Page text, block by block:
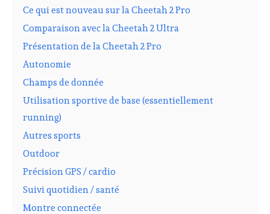
Ce qui est nouveau sur la Cheetah 2 Pro
Comparaison avec la Cheetah 2 Ultra
Présentation de la Cheetah 2 Pro
Autonomie
Champs de donnée
Utilisation sportive de base (essentiellement
running)
Autres sports
Outdoor
Précision GPS / cardio
Suivi quotidien / santé
Montre connectée